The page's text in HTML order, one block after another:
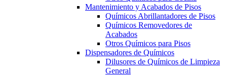
Mantenimiento y Acabados de Pisos
Químicos Abrillantadores de Pisos
Químicos Removedores de
Acabados
Otros Químicos para Pisos
Dispensadores de Químicos
Dilusores de Químicos de Limpieza
General